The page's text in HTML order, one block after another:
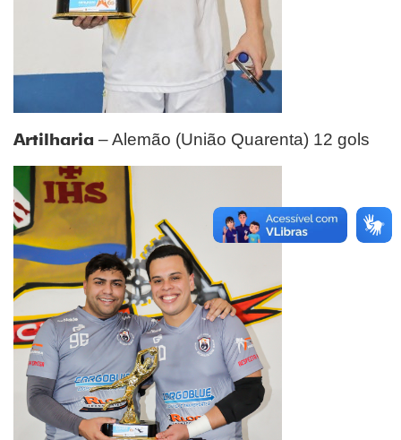
Artilharia – Alemão (União Quarenta) 12 gols